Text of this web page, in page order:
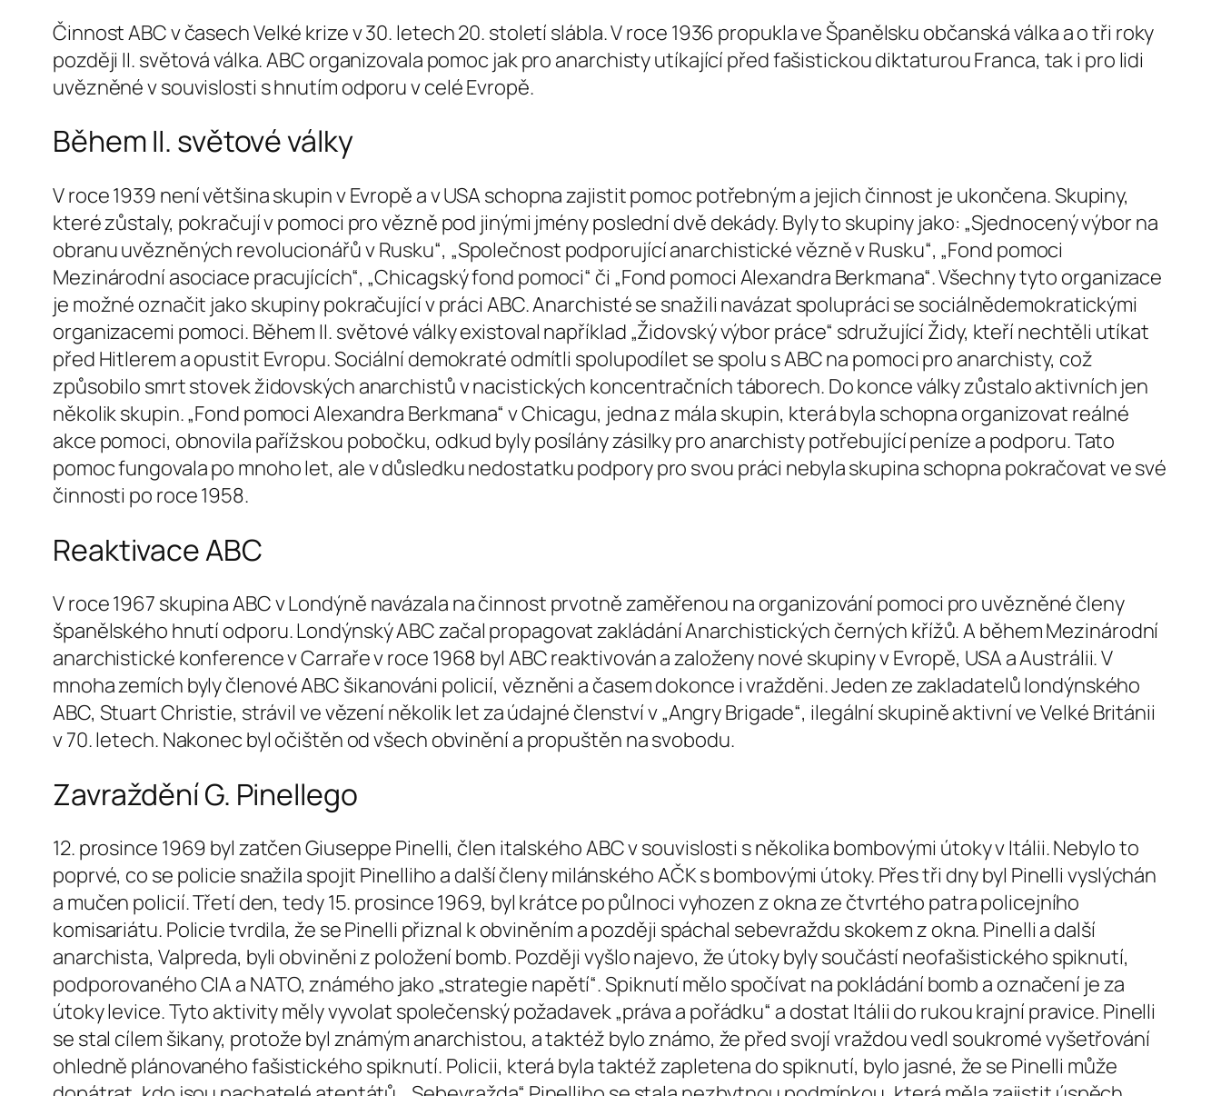
Činnost ABC v časech Velké krize v 30. letech 20. století slábla. V roce 1936 propukla ve Španělsku občanská válka a o tři roky
později II. světová válka. ABC organizovala pomoc jak pro anarchisty utíkající před fašistickou diktaturou Franca, tak i pro lidi
uvězněné v souvislosti s hnutím odporu v celé Evropě.
Během II. světové války
V roce 1939 není většina skupin v Evropě a v USA schopna zajistit pomoc potřebným a jejich činnost je ukončena. Skupiny,
které zůstaly, pokračují v pomoci pro vězně pod jinými jmény poslední dvě dekády. Byly to skupiny jako: „Sjednocený výbor na
obranu uvězněných revolucionářů v Rusku“, „Společnost podporující anarchistické vězně v Rusku“, „Fond pomoci
Mezinárodní asociace pracujících“, „Chicagský fond pomoci“ či „Fond pomoci Alexandra Berkmana“. Všechny tyto organizace
je možné označit jako skupiny pokračující v práci ABC. Anarchisté se snažili navázat spolupráci se sociálnědemokratickými
organizacemi pomoci. Během II. světové války existoval například „Židovský výbor práce“ sdružující Židy, kteří nechtěli utíkat
před Hitlerem a opustit Evropu. Sociální demokraté odmítli spolupodílet se spolu s ABC na pomoci pro anarchisty, což
způsobilo smrt stovek židovských anarchistů v nacistických koncentračních táborech. Do konce války zůstalo aktivních jen
několik skupin. „Fond pomoci Alexandra Berkmana“ v Chicagu, jedna z mála skupin, která byla schopna organizovat reálné
akce pomoci, obnovila pařížskou pobočku, odkud byly posílány zásilky pro anarchisty potřebující peníze a podporu. Tato
pomoc fungovala po mnoho let, ale v důsledku nedostatku podpory pro svou práci nebyla skupina schopna pokračovat ve své
činnosti po roce 1958.
Reaktivace ABC
V roce 1967 skupina ABC v Londýně navázala na činnost prvotně zaměřenou na organizování pomoci pro uvězněné členy
španělského hnutí odporu. Londýnský ABC začal propagovat zakládání Anarchistických černých křížů. A během Mezinárodní
anarchistické konference v Carraře v roce 1968 byl ABC reaktivován a založeny nové skupiny v Evropě, USA a Austrálii. V
mnoha zemích byly členové ABC šikanováni policií, vězněni a časem dokonce i vražděni. Jeden ze zakladatelů londýnského
ABC, Stuart Christie, strávil ve vězení několik let za údajné členství v „Angry Brigade“, ilegální skupině aktivní ve Velké Británii
v 70. letech. Nakonec byl očištěn od všech obvinění a propuštěn na svobodu.
Zavraždění G. Pinellego
12. prosince 1969 byl zatčen Giuseppe Pinelli, člen italského ABC v souvislosti s několika bombovými útoky v Itálii. Nebylo to
poprvé, co se policie snažila spojit Pinelliho a další členy milánského AČK s bombovými útoky. Přes tři dny byl Pinelli vyslýchán
a mučen policií. Třetí den, tedy 15. prosince 1969, byl krátce po půlnoci vyhozen z okna ze čtvrtého patra policejního
komisariátu. Policie tvrdila, že se Pinelli přiznal k obviněním a později spáchal sebevraždu skokem z okna. Pinelli a další
anarchista, Valpreda, byli obviněni z položení bomb. Později vyšlo najevo, že útoky byly součástí neofašistického spiknutí,
podporovaného CIA a NATO, známého jako „strategie napětí“. Spiknutí mělo spočívat na pokládání bomb a označení je za
útoky levice. Tyto aktivity měly vyvolat společenský požadavek „práva a pořádku“ a dostat Itálii do rukou krajní pravice. Pinelli
se stal cílem šikany, protože byl známým anarchistou, a taktéž bylo známo, že před svojí vraždou vedl soukromé vyšetřování
ohledně plánovaného fašistického spiknutí. Policii, která byla taktéž zapletena do spiknutí, bylo jasné, že se Pinelli může